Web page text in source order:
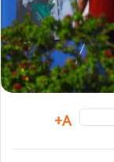
A+